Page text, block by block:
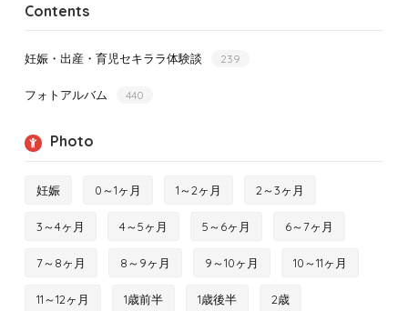
Contents
妊娠・出産・育児セキララ体験談 239
フォトアルバム 440
Photo
妊娠 0～1ヶ月 1～2ヶ月 2～3ヶ月
3～4ヶ月 4～5ヶ月 5～6ヶ月 6～7ヶ月
7～8ヶ月 8～9ヶ月 9～10ヶ月 10～11ヶ月
11～12ヶ月 1歳前半 1歳後半 2歳